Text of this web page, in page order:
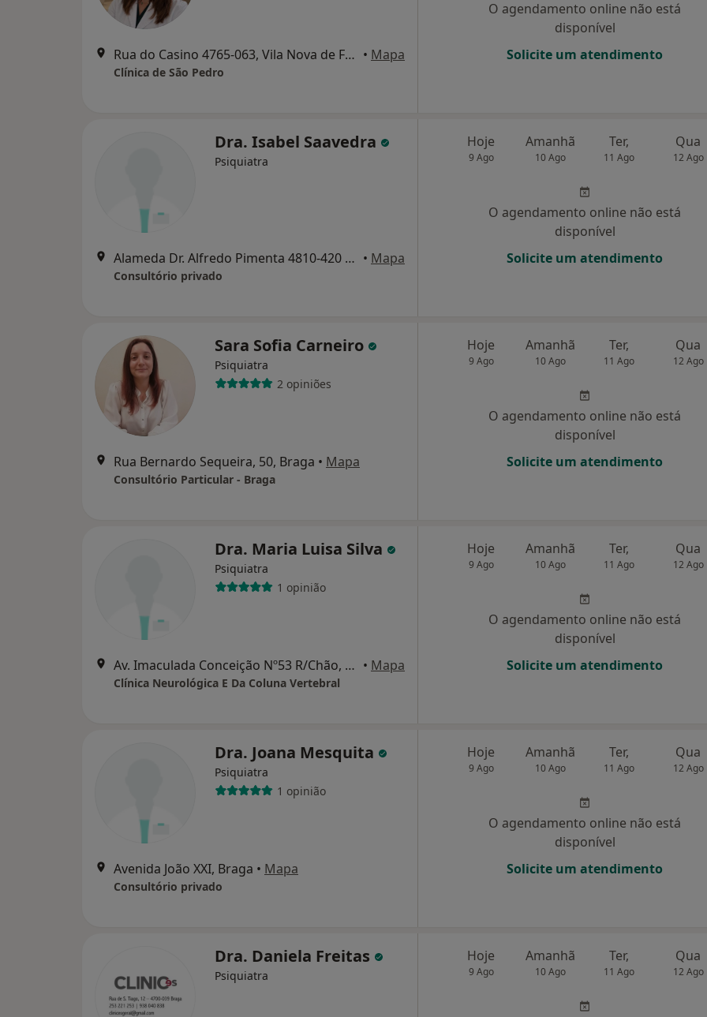
Rua do Casino 4765-063, Vila Nova de Famalicão • Mapa
Clínica de São Pedro
O agendamento online não está
disponível
Solicite um atendimento
Dra. Isabel Saavedra
Psiquiatra
Alameda Dr. Alfredo Pimenta 4810-420 Guimarães , Guimarães • Mapa
Consultório privado
Hoje
9 Ago
Amanhã
10 Ago
Ter,
11 Ago
Qua
12 Ago
O agendamento online não está
disponível
Solicite um atendimento
Sara Sofia Carneiro
Psiquiatra
2 opiniões
Rua Bernardo Sequeira, 50, Braga • Mapa
Consultório Particular - Braga
Hoje
9 Ago
Amanhã
10 Ago
Ter,
11 Ago
Qua
12 Ago
O agendamento online não está
disponível
Solicite um atendimento
Dra. Maria Luisa Silva
Psiquiatra
1 opinião
Av. Imaculada Conceição Nº53 R/Chão, Braga • Mapa
Clínica Neurológica E Da Coluna Vertebral
Hoje
9 Ago
Amanhã
10 Ago
Ter,
11 Ago
Qua
12 Ago
O agendamento online não está
disponível
Solicite um atendimento
Dra. Joana Mesquita
Psiquiatra
1 opinião
Avenida João XXI, Braga • Mapa
Consultório privado
Hoje
9 Ago
Amanhã
10 Ago
Ter,
11 Ago
Qua
12 Ago
O agendamento online não está
disponível
Solicite um atendimento
Dra. Daniela Freitas
Psiquiatra
Hoje
9 Ago
Amanhã
10 Ago
Ter,
11 Ago
Qua
12 Ago